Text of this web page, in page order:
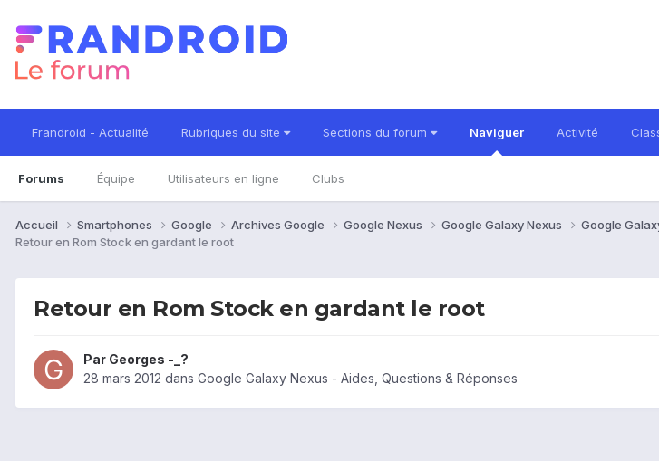
Frandroid - Actualité Rubriques du site Sections du forum Naviguer
Forums Équipe Utilisateurs en ligne Clubs
Activité
Accueil Smartphones Google Archives Google Google Nexus Google Galaxy Nexus
Google
Retour en Rom Stock en gardant le root
Retour en Rom Stock en gardant le root
Par Georges -_?
28 mars 2012 dans Google Galaxy Nexus - Aides, Questions & Réponses